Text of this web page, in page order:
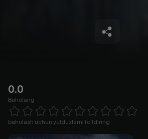
0.0
Baholang
1 Star 2 Stars 3 Stars 4 Stars5 Stars 6 Stars7 Stars8 Stars
baholash uchun yulduzlarni to'ldiring